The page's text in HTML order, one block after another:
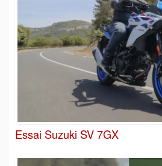
Essai Suzuki SV 7GX